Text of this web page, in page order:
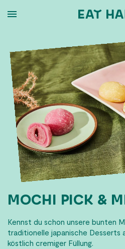
TO
MOCHI PICK &
Kennst du schon unsere bunten
traditionelle japanische Desserts
köstlich cremiger Füllung.